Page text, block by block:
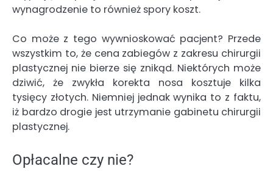
wynagrodzenie to również spory koszt.
Co może z tego wywnioskować pacjent? Przede
wszystkim to, że cena zabiegów z zakresu chirurgii
plastycznej nie bierze się znikąd. Niektórych może
dziwić, że zwykła korekta nosa kosztuje kilka
tysięcy złotych. Niemniej jednak wynika to z faktu,
iż bardzo drogie jest utrzymanie gabinetu chirurgii
plastycznej.
Opłacalne czy nie?